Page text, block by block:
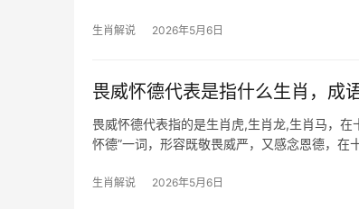
生肖解说 2026年5月6日
畏威怀德代表是指什么生肖，成
畏威怀德代表指的是生肖虎,生肖龙,生肖马，
怀德”一词，形容既敬畏威严，又感念恩德，
生肖解说 2026年5月6日